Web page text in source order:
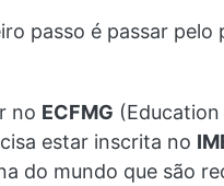
passo é passar
no ECFMG
estar inscrita no
do mundo que são